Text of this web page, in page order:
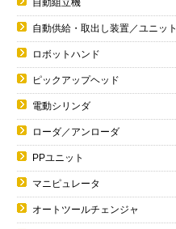
自動組立機
自動供給・取出し装置／ユニット
ロボットハンド
ピックアップヘッド
電動シリンダ
ローダ／アンローダ
PPユニット
マニピュレータ
オートツールチェンジャ